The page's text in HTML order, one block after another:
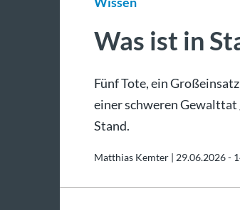
Was ist in
Fünf Tote, ein
einer schweren
Stand.
Matthias Kemter | 29.06.2026 -